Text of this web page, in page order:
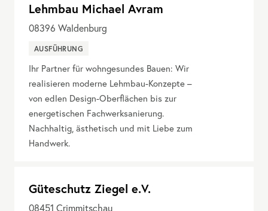
Lehmbau Michael Avram
08396 Waldenburg
AUSFÜHRUNG
Ihr Partner für wohngesundes Bauen: Wir
realisieren moderne Lehmbau-Konzepte –
von edlen Design-Oberflächen bis zur
energetischen Fachwerksanierung.
Nachhaltig, ästhetisch und mit Liebe zum
Handwerk.
Güteschutz Ziegel e.V.
08451 Crimmitschau